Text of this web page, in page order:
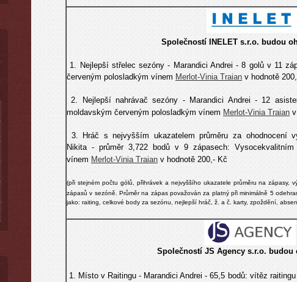
Společností INELET s.r.o. budou
1. Nejlepší střelec sezóny - Marandici Andrei - 8 golů v 11
červeným polosladkým vínem Merlot-Vinia Traian v hodnotě
2. Nejlepší nahrávač sezóny - Marandici Andrei - 12
moldavským červeným polosladkým vínem Merlot-Vinia Traian
3. Hráč s nejvyšším ukazatelem průměru za ohodnocení
Nikita - průměr 3,722 bodů v 9 zápasech: Vysocekvalitním
vínem Merlot-Vinia Traian v hodnotě 200,- Kč
(při stejném počtu gólů, přihrávek a nejvyššího ukazatele průměru na zápasy,
zápasů v sezóně. Průměr na zápas považován za platný při minimálně 5
jako: raiting, celkové body za sezónu, nejlepší hráč, ž. a č. karty, zpoždění,
Společností JS Agency s.r.o. budou
1. Místo v Raitingu - Marandici Andrei- 65,5 bodů: vítěz